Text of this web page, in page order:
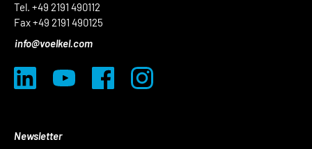
Tel. +49 2191 490112
Fax +49 2191 490125
info@voelkel.com
Newsletter